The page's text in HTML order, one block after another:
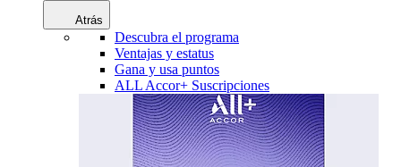
Atrás
Descubra el programa
Ventajas y estatus
Gana y usa puntos
ALL Accor+ Suscripciones